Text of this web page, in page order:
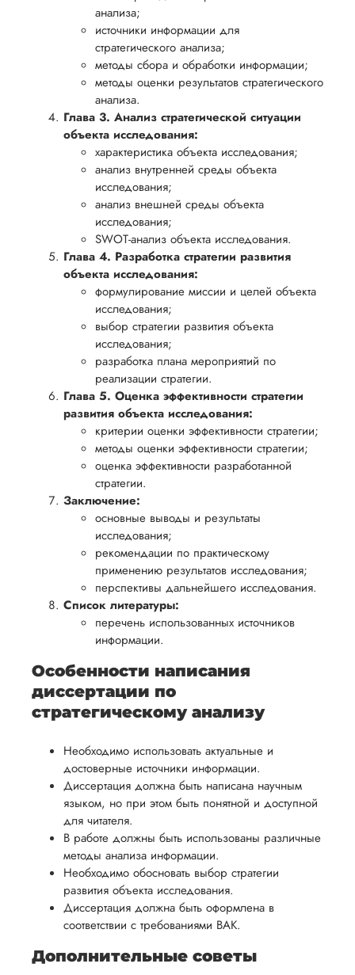
анализа;
источники информации для
стратегического анализа;
методы сбора и обработки информации;
методы оценки результатов стратегического
анализа.
Глава 3. Анализ стратегической ситуации
объекта исследования:
характеристика объекта исследования;
анализ внутренней среды объекта
исследования;
анализ внешней среды объекта
исследования;
SWOT-анализ объекта исследования.
Глава 4. Разработка стратегии развития
объекта исследования:
формулирование миссии и целей объекта
исследования;
выбор стратегии развития объекта
исследования;
разработка плана мероприятий по
реализации стратегии.
Глава 5. Оценка эффективности стратегии
развития объекта исследования:
критерии оценки эффективности стратегии;
методы оценки эффективности стратегии;
оценка эффективности разработанной
стратегии.
Заключение:
основные выводы и результаты
исследования;
рекомендации по практическому
применению результатов исследования;
перспективы дальнейшего исследования.
Список литературы:
перечень использованных источников
информации.
Особенности написания
диссертации по
стратегическому анализу
Необходимо использовать актуальные и
достоверные источники информации.
Диссертация должна быть написана научным
языком, но при этом быть понятной и доступной
для читателя.
В работе должны быть использованы различные
методы анализа информации.
Необходимо обосновать выбор стратегии
развития объекта исследования.
Диссертация должна быть оформлена в
соответствии с требованиями ВАК.
Дополнительные советы